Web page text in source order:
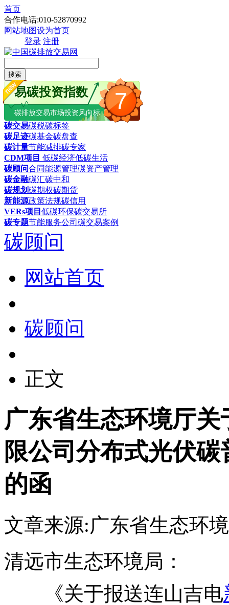
首页
合作电话:010-52870992
网站地图设为首页
登录 注册
搜索
7
易碳投资指数
碳排放交易市场投资风向标
碳交易碳税碳标签
碳足迹碳基金碳盘查
碳计量节能减排碳专家
CDM项目 低碳经济低碳生活
碳顾问合同能源管理碳资产管理
碳金融碳汇碳中和
碳规划碳期权碳期货
新能源政策法规碳信用
VERs项目 低碳环保碳交易所
碳专题节能服务公司 碳交易案例
碳顾问
网站首页
碳顾问
正文
广东省生态环境厅
限公司分布式光伏
的函
文章来源:广东省生态环
清远市生态环境局：
《关于报送连山吉电